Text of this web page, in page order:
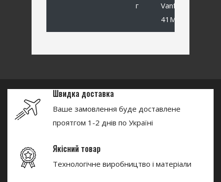
г
Vanfook SP-
41MB #1/0
Швидка доставка
Ваше замовлення буде доставлене
проятгом 1-2 днів по Україні
Якісний товар
Технологічне виробництво і матеріали